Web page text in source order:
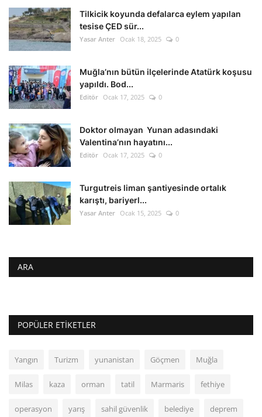
Tilkicik koyunda defalarca eylem yapılan
tesise ÇED sür...
Yasar Anter Ocak 18, 2025 0
Muğla’nın bütün ilçelerinde Atatürk koşusu
yapıldı. Bod...
Editör Ocak 17, 2025 0
Doktor olmayan Yunan adasındaki
Valentina’nın hayatını...
Editör Ocak 17, 2025 0
Turgutreis liman şantiyesinde ortalık
karıştı, bariyerl...
Yasar Anter Ocak 15, 2025 0
ARA
POPÜLER ETIKETLER
Yangın Turizm yunanistan Göçmen Muğla
Milas kaza orman tatil Marmaris fethiye
operasyon yarış sahil güvenlik belediye deprem